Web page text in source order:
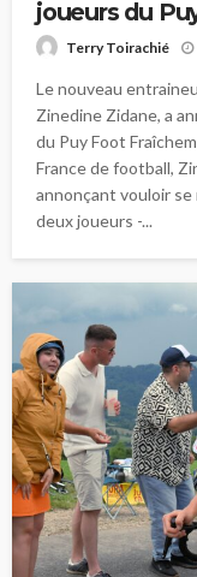
joueurs du
Terry Toirachié
Le nouveau
Zinedine Zidane, a
du Puy Foot
France de football,
annonçant vouloir
deux joueurs -...